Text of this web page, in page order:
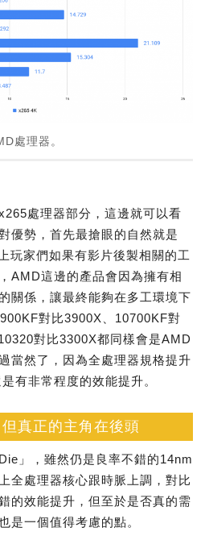
處理器。
處理器部分，這邊就可以看
優勢，首先最搶眼的自然就是
玩家們如果有影片後製相關的工
AMD這邊的產品會因為擁有相
關係，讓最終能夠在多工環境下
對比3900X、10700KF對
對比3300X都同樣會是AMD
當然了，因為全處理器規格提升
有非常程度的效能提升。
但真正的主角在後頭
」，雖然仍是良率不錯的14nm
全處理器核心跟時脈上調，對比
的效能提升，但至於是否真的需
是一個值得考慮的點。